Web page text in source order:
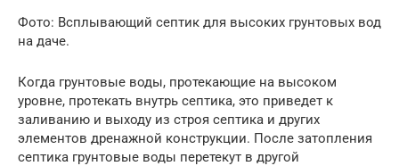
Фото: Всплывающий септик для высоких грунтовых вод
на даче.
Когда грунтовые воды, протекающие на высоком
уровне, протекать внутрь септика, это приведет к
заливанию и выходу из строя септика и других
элементов дренажной конструкции. После затопления
септика грунтовые воды перетекут в другой